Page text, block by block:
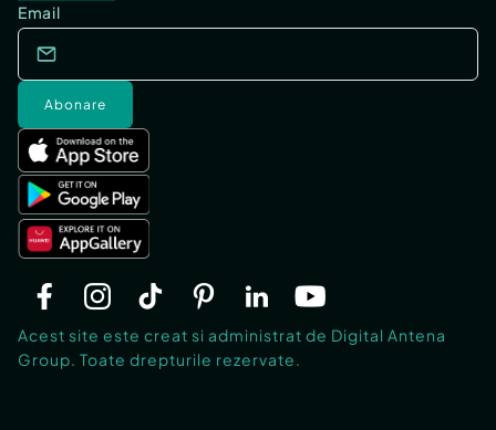
Email
Abonare
Acest site este creat si administrat de Digital Antena
Group. Toate drepturile rezervate.